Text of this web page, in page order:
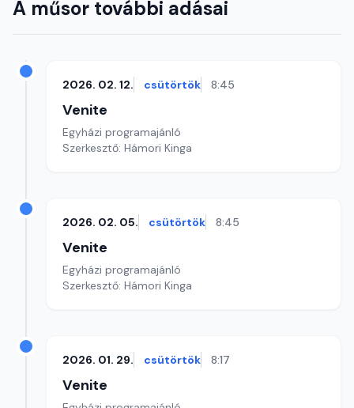
A műsor további adásai
2026. 02. 12. csütörtök 8:45
Venite
Egyházi programajánló
Szerkesztő: Hámori Kinga
2026. 02. 05. csütörtök 8:45
Venite
Egyházi programajánló
Szerkesztő: Hámori Kinga
2026. 01. 29. csütörtök 8:17
Venite